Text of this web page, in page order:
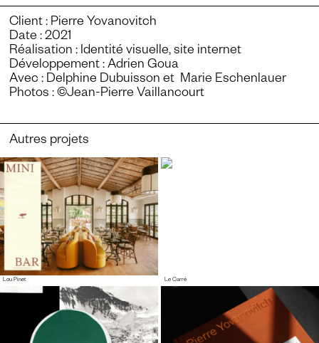
Client : Pierre Yovanovitch
Date : 2021
Réalisation : Identité visuelle, site internet
Développement : Adrien Goua
Avec : Delphine Dubuisson et Marie Eschenlauer
Photos : ©Jean-Pierre Vaillancourt
Autres projets
Lou Pinet Le Carré